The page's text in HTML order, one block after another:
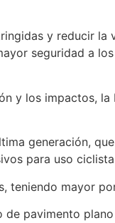
y reducir
seguridad a
y los impactos,
generación,
para uso
teniendo mayor
pavimento